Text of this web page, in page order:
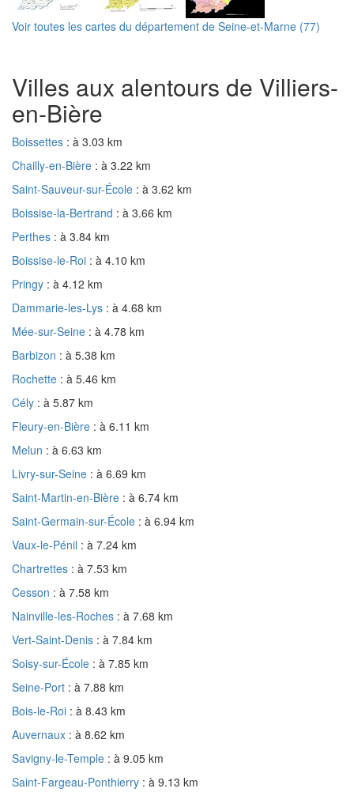
Voir toutes les cartes du département de Seine-et-Marne (77)
Villes aux alentours de Villiers-
en-Bière
Boissettes : à 3.03 km
Chailly-en-Bière : à 3.22 km
Saint-Sauveur-sur-École : à 3.62 km
Boissise-la-Bertrand : à 3.66 km
Perthes : à 3.84 km
Boissise-le-Roi : à 4.10 km
Pringy : à 4.12 km
Dammarie-les-Lys : à 4.68 km
Mée-sur-Seine : à 4.78 km
Barbizon : à 5.38 km
Rochette : à 5.46 km
Cély : à 5.87 km
Fleury-en-Bière : à 6.11 km
Melun : à 6.63 km
Livry-sur-Seine : à 6.69 km
Saint-Martin-en-Bière : à 6.74 km
Saint-Germain-sur-École : à 6.94 km
Vaux-le-Pénil : à 7.24 km
Chartrettes : à 7.53 km
Cesson : à 7.58 km
Nainville-les-Roches : à 7.68 km
Vert-Saint-Denis : à 7.84 km
Soisy-sur-École : à 7.85 km
Seine-Port : à 7.88 km
Bois-le-Roi : à 8.43 km
Auvernaux : à 8.62 km
Savigny-le-Temple : à 9.05 km
Saint-Fargeau-Ponthierry : à 9.13 km